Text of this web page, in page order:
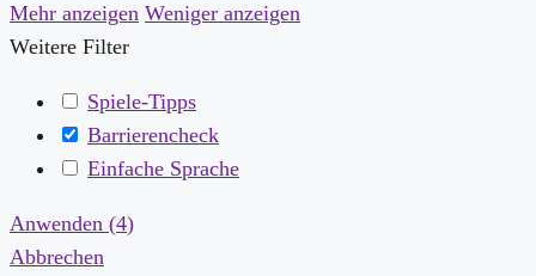
Mehr anzeigen Weniger anzeigen
Weitere Filter
Spiele-Tipps
Barrierencheck
Einfache Sprache
Anwenden (4)
Abbrechen